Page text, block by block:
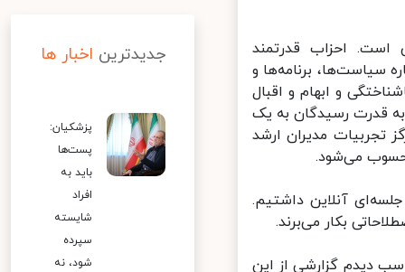
احزاب قدرتمند
سیاست‌ها، برنامه‌ها و
و ابهام و اقبال
قدرت رسیدگان به یک
مدیران ارشد
می‌شود.
آنلاین داشتیم.
بکار می‌برند.
دیدم گزارشی از این
جدیدترین اخبار ها
پزشکیان:
پست‌ها
باید به
افراد
شایسته
سپرده
شود، نه